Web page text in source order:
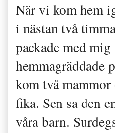
När vi kom hem
i nästan två
packade med
hemmagräddade
kom två
fika. Sen sa den
våra barn.